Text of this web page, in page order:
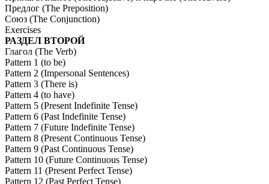
Предлог (The Preposition)
Союз (The Conjunction)
Exercises
РАЗДЕЛ ВТОРОЙ
Глагол (The Verb)
Pattern 1 (to be)
Pattern 2 (Impersonal Sentences)
Pattern 3 (There is)
Pattern 4 (to have)
Pattern 5 (Present Indefinite Tense)
Pattern 6 (Past Indefinite Tense)
Pattern 7 (Future Indefinite Tense)
Pattern 8 (Present Continuous Tense)
Pattern 9 (Past Continuous Tense)
Pattern 10 (Future Continuous Tense)
Pattern 11 (Present Perfect Tense)
Pattern 12 (Past Perfect Tense)